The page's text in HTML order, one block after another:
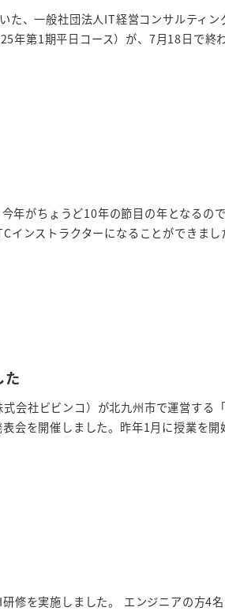
た、一般社団法人IT経営コンサルティン
年第1期平日コース）が、7月18日で終
年がちょうど10年の節目の年となるので
インストラクターになることができまし
た
会社ビビンコ）が北九州市で運営する
会を開催しました。昨年1月に授業を開
修を実施しました。 エンジニアの方4